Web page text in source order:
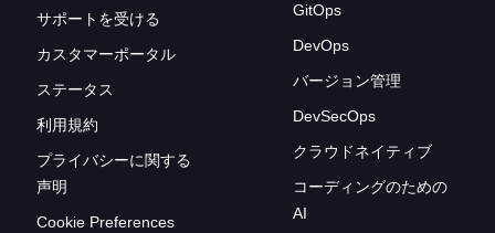
サポートを受ける
カスタマーポータル
ステータス
利用規約
プライバシーに関する
声明
Cookie Preferences
GitOps
DevOps
バージョン管理
DevSecOps
クラウドネイティブ
コーディングのための
AI